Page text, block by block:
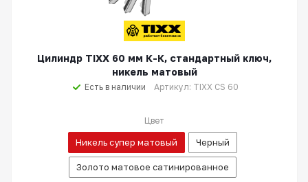
Цилиндр TIXX 60 мм К-К, стандартный ключ,
никель матовый
Есть в наличии Артикул: TIXX CS 60
Цвет
Никель супер матовый Черный
Золото матовое сатинированное